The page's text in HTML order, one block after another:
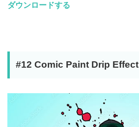
ダウンロードする
#12 Comic Paint Drip Effect